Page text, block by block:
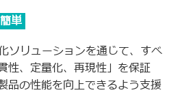
単
ソリューションを通じて、すべ
性、定量化、再現性」を保証
品の性能を向上できるよう支援